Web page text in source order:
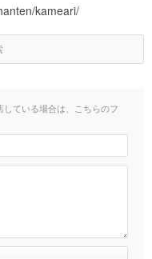
kameari/
ている場合は、こちらのフ